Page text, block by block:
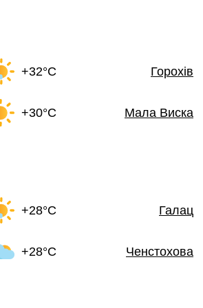
+32°C Горохів
+30°C Мала Виска
+28°C Галац
+28°C Ченстохова